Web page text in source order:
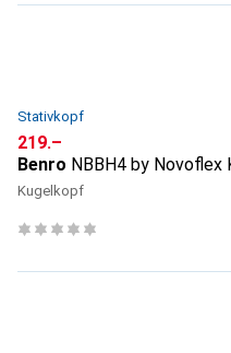
Stativkopf
CHF
219.–
Benro NBBH4 by Novoflex
Kugelkopf